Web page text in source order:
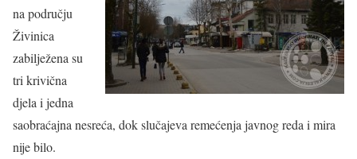
na području
Živinica
zabilježena su
tri krivična
djela i jedna
saobraćajna nesreća, dok slučajeva remećenja javnog reda i mira
nije bilo.